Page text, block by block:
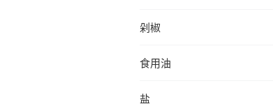
剁椒
食用油
盐